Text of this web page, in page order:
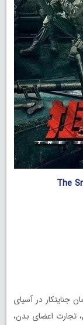
جنایتکار در آسیای
تجارت اعضای بدن،